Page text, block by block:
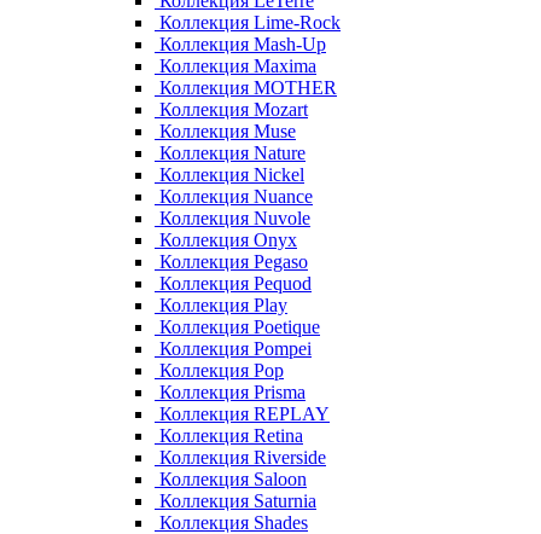
Коллекция Lime-Rock
Коллекция Mash-Up
Коллекция Maxima
Коллекция MOTHER
Коллекция Mozart
Коллекция Muse
Коллекция Nature
Коллекция Nickel
Коллекция Nuance
Коллекция Nuvole
Коллекция Onyx
Коллекция Pegaso
Коллекция Pequod
Коллекция Play
Коллекция Poetique
Коллекция Pompei
Коллекция Pop
Коллекция Prisma
Коллекция REPLAY
Коллекция Retina
Коллекция Riverside
Коллекция Saloon
Коллекция Saturnia
Коллекция Shades